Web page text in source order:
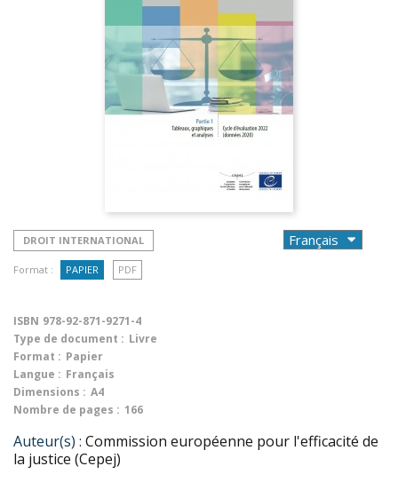
DROIT INTERNATIONAL
Format : PAPIER PDF
ISBN 978-92-871-9271-4
Type de document : Livre
Format : Papier
Langue : Français
Dimensions : A4
Nombre de pages : 166
Auteur(s) : Commission européenne pour l'efficacité de
la justice (Cepej)